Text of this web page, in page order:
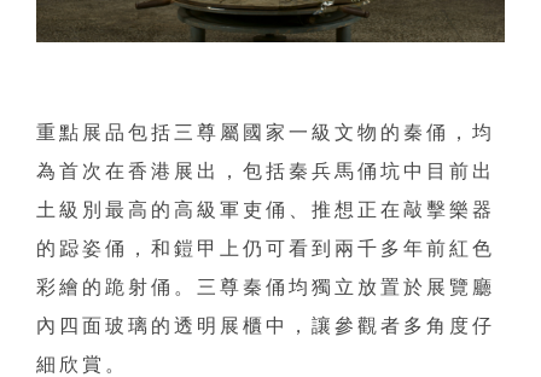
重點展品包括三尊屬國家一級文物的秦俑，均
為首次在香港展出，包括秦兵馬俑坑中目前出
土級別最高的高級軍吏俑、推想正在敲擊樂器
的跽姿俑，和鎧甲上仍可看到兩千多年前紅色
彩繪的跪射俑。三尊秦俑均獨立放置於展覽廳
內四面玻璃的透明展櫃中，讓參觀者多角度仔
細欣賞。